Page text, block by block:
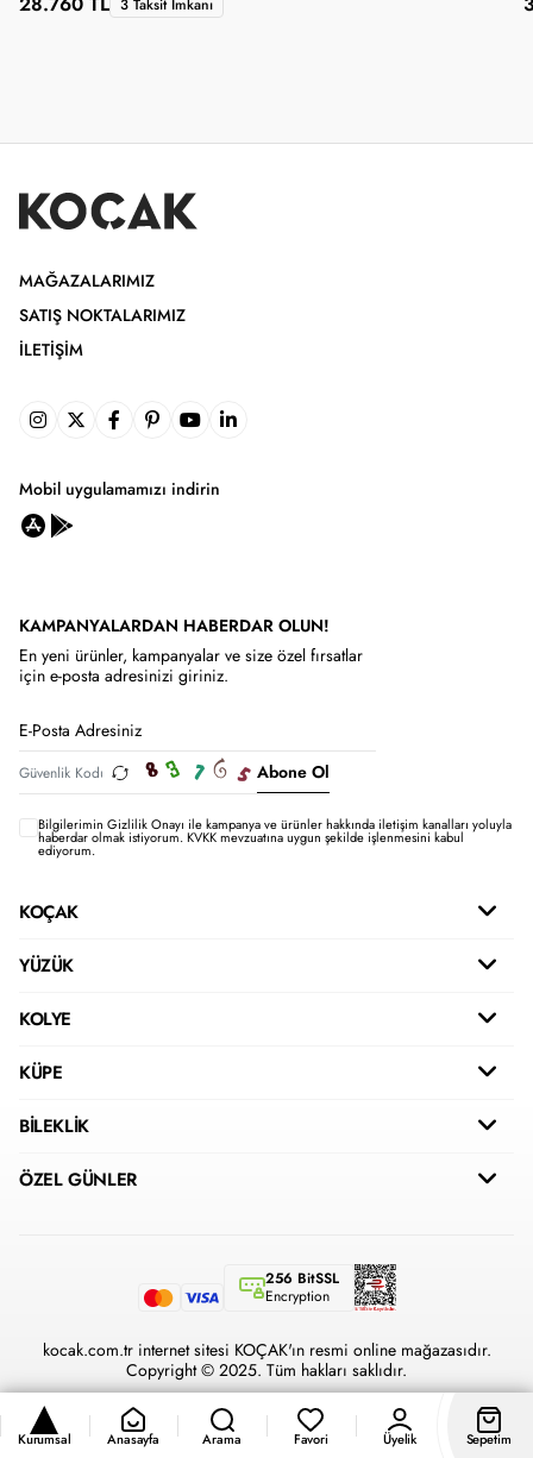
Kurumsal Anasayfa Arama Favori Üyelik Sepetim
3 Taksit İmkanı
MAĞAZALARIMIZ
SATIŞ NOKTALARIMIZ
İLETIŞIM
Mobil uygulamamızı indirin
KAMPANYALARDAN HABERDAR OLUN!
En yeni ürünler, kampanyalar ve size özel fırsatlar
için e-posta adresinizi giriniz.
Abone Ol
Bilgilerimin Gizlilik Onayı ile kampanya ve ürünler hakkında iletişim kanalları yoluyla
haberdar olmak istiyorum.KVKK mevzuatına uygun şekilde işlenmesini kabul
ediyorum.
KOÇAK
YÜZÜK
KOLYE
KÜPE
BİLEKLİK
ÖZEL GÜNLER
256 BitSSL
Encryption
kocak.com.tr internet sitesi KOÇAK'ın resmi online mağazasıdır.
Copyright © 2025. Tüm hakları saklıdır.
Hipotenüs Yeni Nesil E-Ticaret Sistemleri ile Hazırlanmıştır.